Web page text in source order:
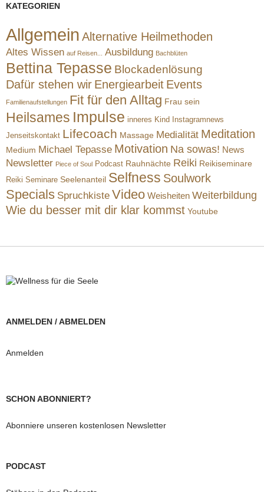
KATEGORIEN
Allgemein Alternative Heilmethoden
Altes Wissen auf Reisen... Ausbildung Bachblüten
Bettina Tepasse Blockadenlösung
Dafür stehen wir Energiearbeit Events
Familienaufstellungen Fit für den Alltag Frau sein
Heilsames Impulse inneres Kind Instagramnews
Jenseitskontakt Lifecoach Massage Medialität Meditation
Medium Michael Tepasse Motivation Na sowas! News
Newsletter Piece of Soul Podcast Rauhnächte Reiki Reikiseminare
Reiki Seminare Seelenanteil Selfness Soulwork
Specials Spruchkiste Video Weisheiten Weiterbildung
Wie du besser mit dir klar kommst Youtube
ANMELDEN / ABMELDEN
Anmelden
SCHON ABONNIERT?
Abonniere unseren kostenlosen Newsletter
PODCAST